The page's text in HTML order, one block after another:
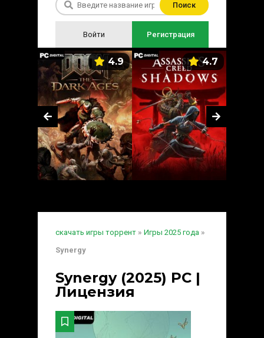
Поиск
Войти Регистрация
4.9 4.7
скачать игры торрент » Игры 2025 года »
Synergy
Synergy (2025) PC |
Лицензия